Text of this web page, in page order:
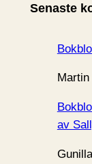
v
Senaste
av
Gunilla